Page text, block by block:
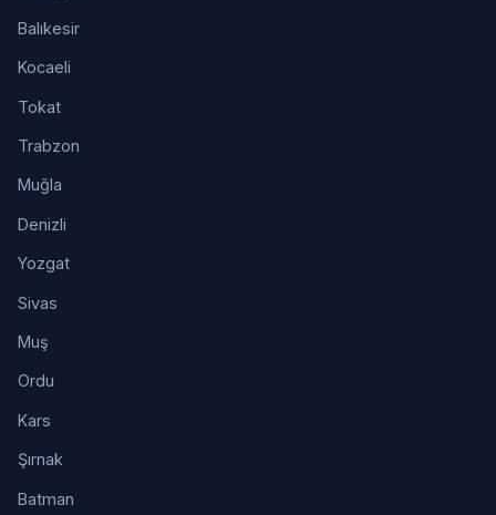
Balıkesir
Kocaeli
Tokat
Trabzon
Muğla
Denizli
Yozgat
Sivas
Muş
Ordu
Kars
Şırnak
Batman